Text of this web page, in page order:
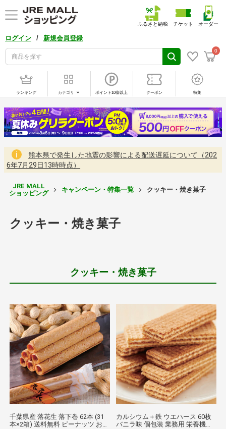
ログイン / 新規会員登録
0
ふるさと納税 チケット オーダー
ランキング カテゴリ ポイント10倍以上 クーポン 特集
熊本県で発生した地震の影響による配送遅延について（202
6年7月29日13時時点）
JRE MALL
ショッピング
キャンペーン・特集一覧 クッキー・焼き菓子
クッキー・焼き菓子
クッキー・焼き菓子
千葉県産 落花生 落下巻 62本 (31
本×2箱) 送料無料 ピーナッツ お菓
カルシウム＋鉄 ウエハース 60枚
バニラ味 個包装 業務用 栄養機能